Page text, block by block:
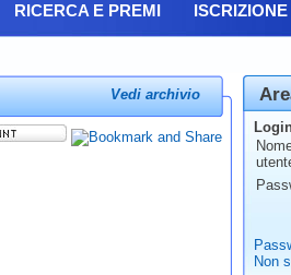
RICERCA E PREMI ISCRIZIONE
Vedi archivio
Non